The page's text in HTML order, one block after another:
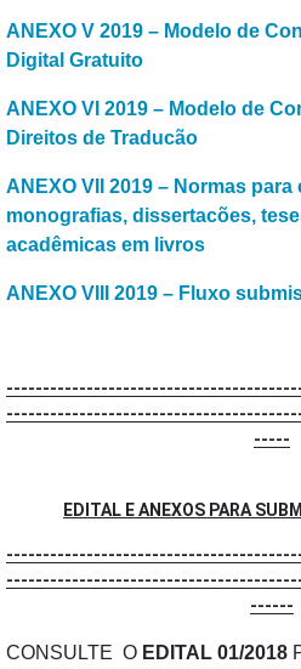
ANEXO V 2019 – Modelo de
Digital Gratuito
ANEXO VI 2019 – Modelo de
Direitos de Traducão
ANEXO VII 2019 – Normas
monografias, dissertacões,
acadêmicas em livros
ANEXO VIII 2019 – Fluxo
-----
EDITAL E ANEXOS PARA
------
CONSULTE O EDITAL 01/2018